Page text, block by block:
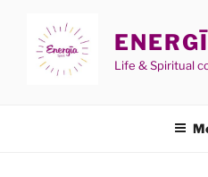
contenido
Life & Spiritual